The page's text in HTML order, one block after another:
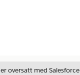
oversatt med Salesforce